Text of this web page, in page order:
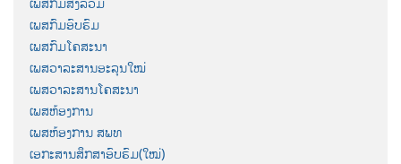
ເພສກົມອົບຮົມ
ເພສກົມໂຄສະນາ
ເພສວາລະສານອະລຸນໃໝ່
ເພສວາລະສານໂຄສະນາ
ເພສຫ້ອງການ
ເພສຫ້ອງການ ສພທ
ເອກະສານສຶກສາອົບຮົມ(ໃໝ່)